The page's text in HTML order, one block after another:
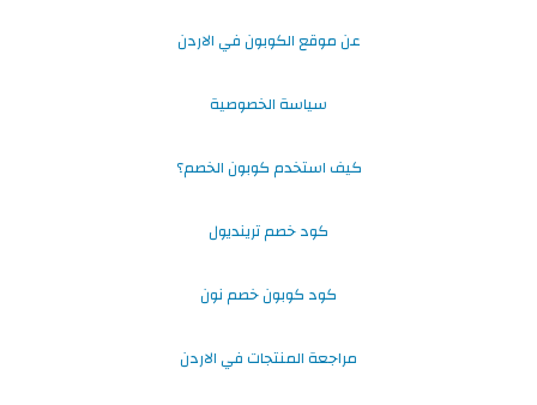
عن موقع الكوبون في الاردن
سياسة الخصوصية
كيف استخدم كوبون الخصم؟
كود خصم ترينديول
كود كوبون خصم نون
مراجعة المنتجات في الاردن